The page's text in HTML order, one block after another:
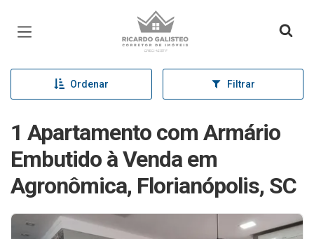
Página inicial
Ordenar Filtrar
1 Apartamento com Armário
Embutido à Venda em
Agronômica, Florianópolis, SC